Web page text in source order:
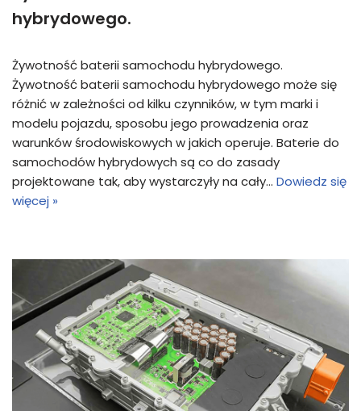
hybrydowego.
Żywotność baterii samochodu hybrydowego.
Żywotność baterii samochodu hybrydowego może się
różnić w zależności od kilku czynników, w tym marki i
modelu pojazdu, sposobu jego prowadzenia oraz
warunków środowiskowych w jakich operuje. Baterie do
samochodów hybrydowych są co do zasady
projektowane tak, aby wystarczyły na cały… Dowiedz się
więcej »